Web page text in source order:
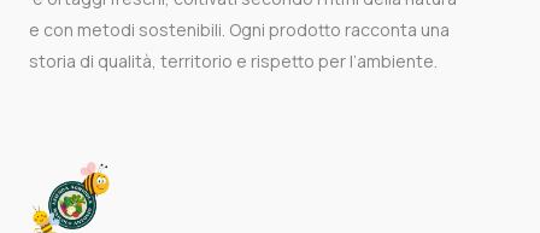
e con metodi sostenibili. Ogni prodotto racconta una
storia di qualità, territorio e rispetto per l’ambiente.